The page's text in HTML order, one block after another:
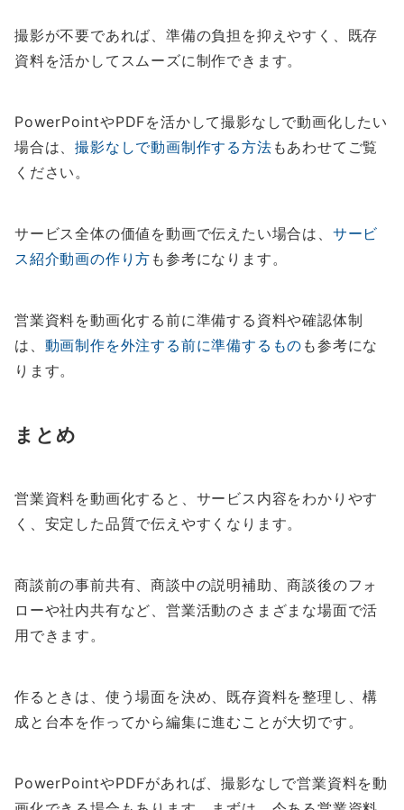
撮影が不要であれば、準備の負担を抑えやすく、既存
資料を活かしてスムーズに制作できます。
PowerPointやPDFを活かして撮影なしで動画化したい
場合は、撮影なしで動画制作する方法 もあわせてご覧
ください。
サービス全体の価値を動画で伝えたい場合は、 サービ
ス紹介動画の作り方 も参考になります。
営業資料を動画化する前に準備する資料や確認体制
は、 動画制作を外注する前に準備するもの も参考にな
ります。
まとめ
営業資料を動画化すると、サービス内容をわかりやす
く、安定した品質で伝えやすくなります。
商談前の事前共有、商談中の説明補助、商談後のフォ
ローや社内共有など、営業活動のさまざまな場面で活
用できます。
作るときは、使う場面を決め、既存資料を整理し、構
成と台本を作ってから編集に進むことが大切です。
PowerPointやPDFがあれば、撮影なしで営業資料を動